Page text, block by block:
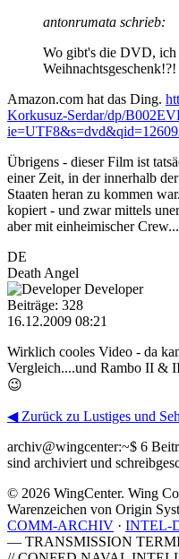
antonrumata schrieb:
Wo gibt's die DVD, ich
Weihnachtsgeschenk!?!
Amazon.com hat das Ding.
Korkusuz-Serdar/dp/
Übrigens - dieser Film ist
einer Zeit, in der innerhalb
Staaten heran zu kommen
kopiert - und zwar mittels
aber mit einheimischer Crew...
DE
Death Angel
Developer
Beiträge: 328
16.12.2009 08:21
Wirklich cooles Video - da
Vergleich....und Rambo II &
😉
◀ Zurück zu Lustiges und
archiv@wingcenter:~$ 6
sind archiviert und
© 2026 WingCenter. Wing
Warenzeichen von Origin
COMM-ARCHIV · INTEL-
— TRANSMISSION